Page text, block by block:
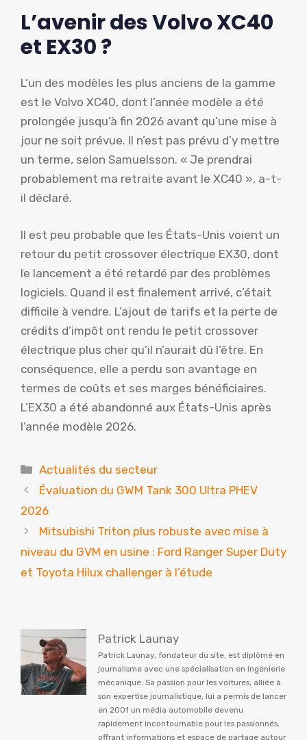
L’avenir des Volvo XC40
et EX30 ?
L’un des modèles les plus anciens de la gamme
est le Volvo XC40, dont l’année modèle a été
prolongée jusqu’à fin 2026 avant qu’une mise à
jour ne soit prévue. Il n’est pas prévu d’y mettre
un terme, selon Samuelsson. « Je prendrai
probablement ma retraite avant le XC40 », a-t-
il déclaré.
Il est peu probable que les États-Unis voient un
retour du petit crossover électrique EX30, dont
le lancement a été retardé par des problèmes
logiciels. Quand il est finalement arrivé, c’était
difficile à vendre. L’ajout de tarifs et la perte de
crédits d’impôt ont rendu le petit crossover
électrique plus cher qu’il n’aurait dû l’être. En
conséquence, elle a perdu son avantage en
termes de coûts et ses marges bénéficiaires.
L’EX30 a été abandonné aux États-Unis après
l’année modèle 2026.
Catégories
Actualités du secteur
Évaluation du GWM Tank 300 Ultra PHEV
2026
Mitsubishi Triton plus robuste avec mise à
niveau du GVM en usine : Ford Ranger Super Duty
et Toyota Hilux challenger à l’étude
Patrick Launay
Patrick Launay, fondateur du site, est diplômé en
journalisme avec une spécialisation en ingénierie
mécanique. Sa passion pour les voitures, alliée à
son expertise journalistique, lui a permis de lancer
en 2001 un média automobile devenu
rapidement incontournable pour les passionnés,
offrant informations et espace de partage autour